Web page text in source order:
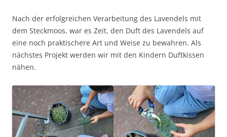
Nach der erfolgreichen Verarbeitung des Lavendels mit
dem Steckmoos, war es Zeit, den Duft des Lavendels auf
eine noch praktischere Art und Weise zu bewahren. Als
nächstes Projekt werden wir mit den Kindern Duftkissen
nähen.